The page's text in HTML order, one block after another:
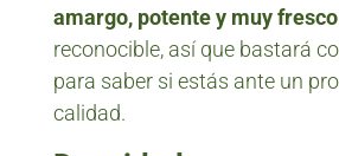
amargo, potente y muy fresco
reconocible, así que bastará
para saber si estás ante un
calidad.